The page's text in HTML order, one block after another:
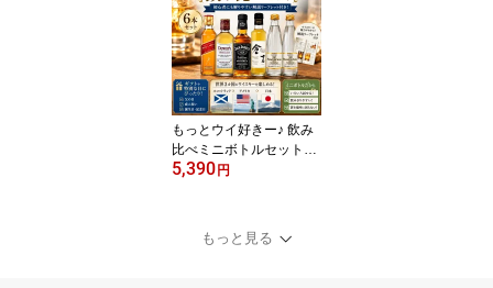
イ USBやメモリーカー
ドでデータ保存可能 解析
度：360万画素 サイズ：
W32×H30×D38mm 付属
品：USBケーブル、スト
ラップ、キーホルダー ギ
フト
もっとウイ好きー♪ 飲み
比べミニボトルセット｜
ウイスキー 飲み比べ ミ
キュール ギフト プレゼ
ント 父の日 誕生日
5,390円
もっと見る